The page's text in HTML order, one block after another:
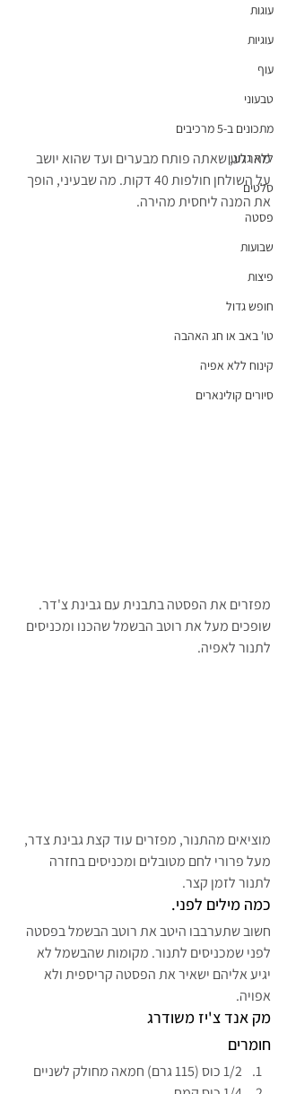
עוגות
עוגיות
עוף
טבעוני
מתכונים ב-5 מרכיבים
ללא גלוטן
סלטים
פסטה
שבועות
פיצות
חופש גדול
טו' באב או חג האהבה
קינוח ללא אפיה
סיורים קולינארים
מהרגע, שאתה פותח מבערים ועד שהוא יושב
על השולחן חולפות 40 דקות. מה שבעיני, הופך
את המנה ליחסית מהירה.
מפזרים את הפסטה בתבנית עם גבינת צ'דר.
שופכים מעל את רוטב הבשמל שהכנו ומכניסים
לתנור לאפיה.
מוציאים מהתנור, מפזרים עוד קצת גבינת צדר,
מעל פרורי לחם מטובלים ומכניסים בחזרה
לתנור לזמן קצר.
כמה מילים לפני.
חשוב שתערבבו היטב את רוטב הבשמל בפסטה
לפני שמכניסים לתנור. מקומות שהבשמל לא
יגיע אליהם ישאיר את הפסטה קריספית ולא
אפויה.
מק אנד צ'יז משודרג
חומרים
1/2 כוס (115 גרם) חמאה מחולק לשניים